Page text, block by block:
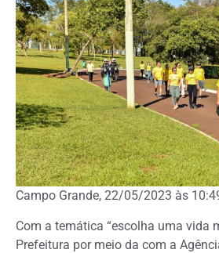
Campo Grande, 22/05/2023 às
Com a temática “escolha uma vida
Prefeitura por meio da com a